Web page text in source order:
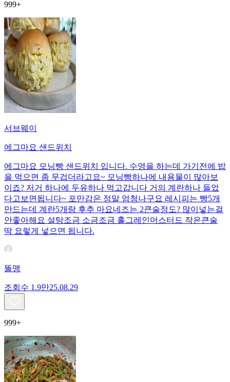
999+
서브웨이
에그마요 샌드위치
에그마요 모닝빵 샌드위치 입니다. 수영을 하는데 가기전에 밥
을 먹으면 좀 무겁더라고요~ 모닝빵하나에 내용물이 많아보
이죠? 저거 하나에 두유하나 먹고갑니다 거의 계란하나 들었
다고보면됩니다~ 포만감은 정말 엄청나구요 레시피는 빵5개
만드는데 계란5개랑 후추 마요네즈는 2큰술정도? 많이넣는걸
안좋아해요 설탕조금 소금조금 홀그레인머스터드 작은큰술
딱 요렇게 넣으면 됩니다.
똘맹
조회수 1.9만25.08.29
999+